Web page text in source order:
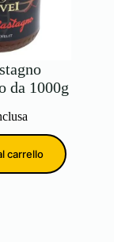
da 1000g
carrello